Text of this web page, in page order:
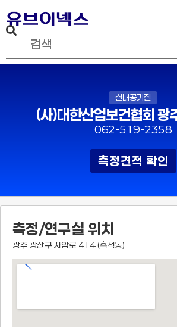
실내공기질
(사)대한산업보건협회 광
062-519-2358
측정견적 확인
측정/연구실 위치
광주 광산구 사암로 414 (흑석동)